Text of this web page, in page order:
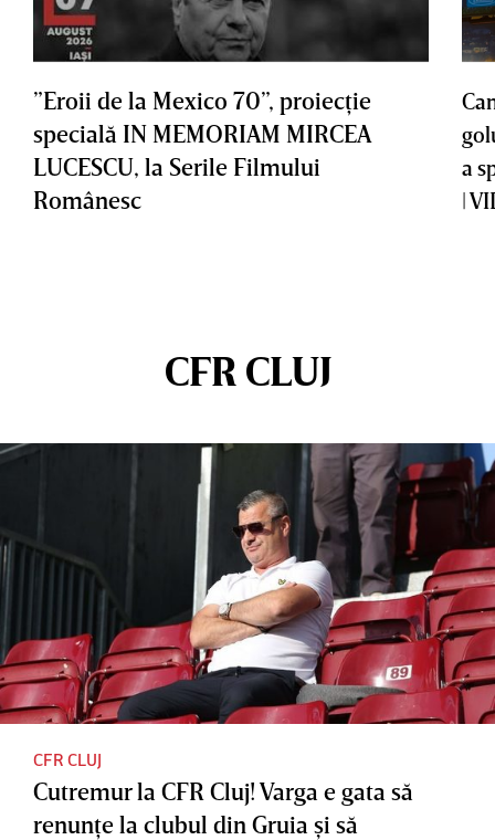
”Eroii de la Mexico 70”, proiecţie
specială IN MEMORIAM MIRCEA
LUCESCU, la Serile Filmului
Românesc
a
|
CFR CLUJ
CFR CLUJ
Cutremur la CFR Cluj! Varga e gata să
renunţe la clubul din Gruia şi să